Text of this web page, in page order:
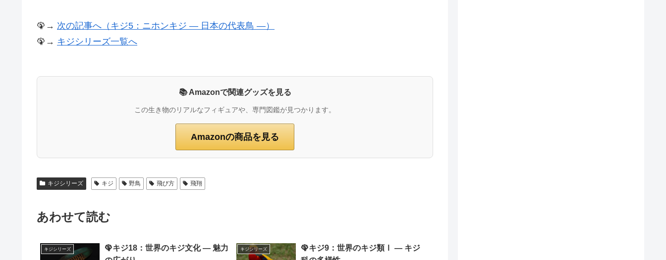
🦚→ 次の記事へ（キジ5：ニホンキジ ― 日本の代表鳥 ―）
🦚→ キジシリーズ一覧へ
📚 Amazonで関連グッズを見る
この生き物のリアルなフィギュアや、専門図鑑が見つかります。
Amazonの商品を見る
キジシリーズ キジ 野鳥 飛び方 飛翔
あわせて読む
キジシリーズ
🦚キジ18：世界のキジ文化 ― 魅力
キジシリーズ
🦚キジ9：世界のキジ類Ⅰ ― キジ